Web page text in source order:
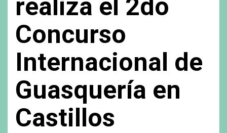
realiza el 2do
Concurso
Internacional de
Guasquería en
Castillos